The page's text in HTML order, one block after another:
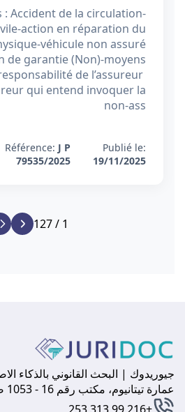
: Accident de la circulation-
action en réparation du
véhicule non assuré
de garantie (Non)-moyens
de l’assureur
qui entend invoquer la
non-ass
Publié le:
19/11/2025
Référence: J P
79535/2025
1 / 127
جيوريدوك | البحث القانوني بالذكاء
عمارة تيتانيوم، مكتب رقم 16 - 1053 ضفاف البحيرة 2 - تونس